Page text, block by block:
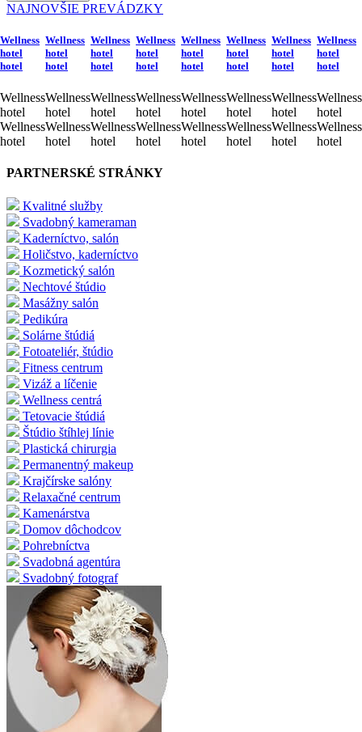
NAJNOVŠIE PREVÁDZKY
Wellness
hotel
hotel
Wellness
hotel
Wellness
hotel
Wellness
hotel
hotel
Wellness
hotel
Wellness
hotel
Wellness
hotel
hotel
Wellness
hotel
Wellness
hotel
Wellness
hotel
hotel
Wellness
hotel
Wellness
hotel
Wellness
hotel
hotel
Wellness
hotel
Wellness
hotel
Wellness
hotel
hotel
Wellness
hotel
Wellness
hotel
Wellness
hotel
hotel
Wellness
hotel
Wellness
hotel
Wellness
hotel
hotel
Wellness
hotel
Wellness
hotel
PARTNERSKÉ STRÁNKY
Kvalitné služby
Svadobný kameraman
Kaderníctvo, salón
Holičstvo, kaderníctvo
Kozmetický salón
Nechtové štúdio
Masážny salón
Pedikúra
Solárne štúdiá
Fotoateliér, štúdio
Fitness centrum
Vizáž a líčenie
Wellness centrá
Tetovacie štúdiá
Štúdio štíhlej línie
Plastická chirurgia
Permanentný makeup
Krajčírske salóny
Relaxačné centrum
Kamenárstva
Domov dôchodcov
Pohrebníctva
Svadobná agentúra
Svadobný fotograf